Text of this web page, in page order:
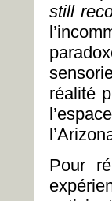
still
réalité
Pour